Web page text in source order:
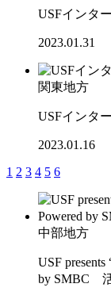
USFインタ
2023.01.31
関東地方
USFインタ
2023.01.16
1 2 3 4 5 6
中部地方
USF
by SMBC